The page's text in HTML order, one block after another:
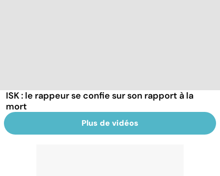
ISK : le rappeur se confie sur son rapport à la
mort
Plus de vidéos